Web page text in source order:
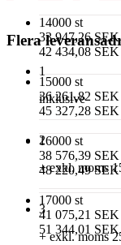
14000 st
33 947,26 SEK
42 434,08 SEK
15000 st
36 261,82 SEK
45 327,28 SEK
16000 st
38 576,39 SEK
48 220,49 SEK
17000 st
41 075,21 SEK
51 344,01 SEK
Flera
1
inklusive
2
+ exkl. moms
3
+ exkl. moms